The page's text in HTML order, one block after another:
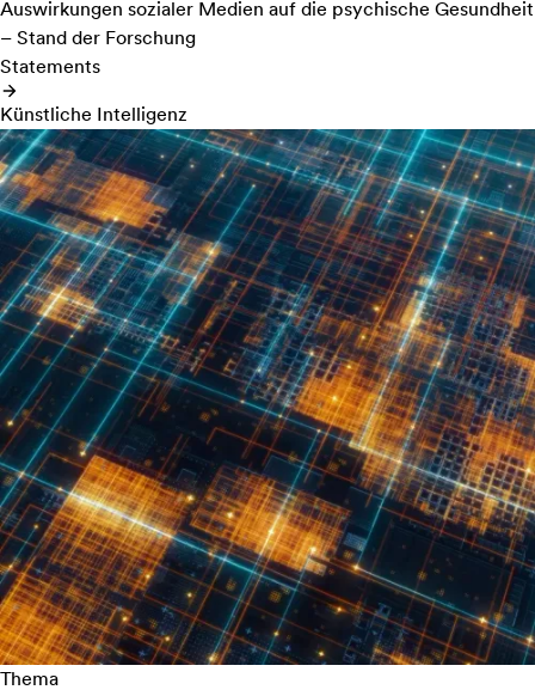
Auswirkungen sozialer Medien auf die psychische Gesundheit
– Stand der Forschung
Statements
Künstliche Intelligenz
Thema